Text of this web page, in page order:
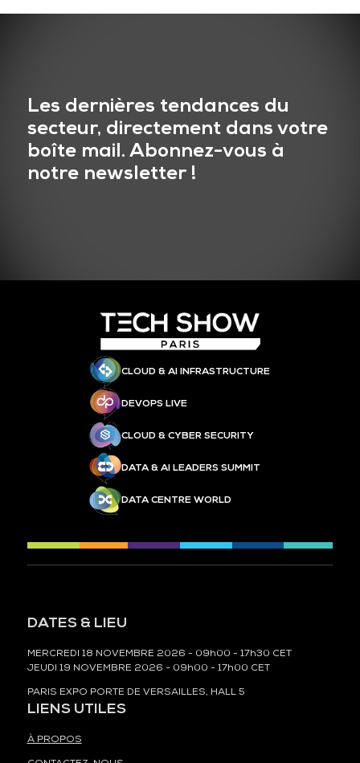
Les dernières tendances du
secteur, directement dans votre
boîte mail. Abonnez-vous à
notre newsletter !
CLOUD & AI INFRASTRUCTURE
DEVOPS LIVE
CLOUD & CYBER SECURITY
DATA & AI LEADERS SUMMIT
DATA CENTRE WORLD
DATES & LIEU
MERCREDI 18 NOVEMBRE 2026 - 09h00 - 17h30 CET
JEUDI 19 NOVEMBRE 2026 - 09h00 - 17h00 CET
PARIS EXPO PORTE DE VERSAILLES, HALL 5
LIENS UTILES
À PROPOS